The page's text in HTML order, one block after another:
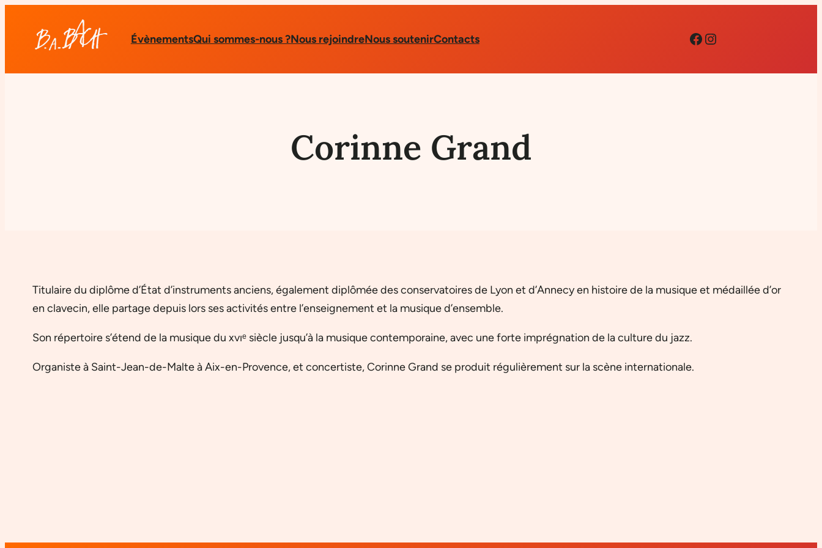
ÉvènementsQui sommes-nous ?Nous rejoindreNous soutenirContacts Facebook
Instagram
Corinne Grand
Titulaire du diplôme d’État d’instruments anciens, également diplômée des conservatoires de Lyon et d’Annecy en histoire de la musique et médaillée d’or
en clavecin, elle partage depuis lors ses activités entre l’enseignement et la musique d’ensemble.
Son répertoire s’étend de la musique du xvıᵉ siècle jusqu’à la musique contemporaine, avec une forte imprégnation de la culture du jazz.
Organiste à Saint-Jean-de-Malte à Aix-en-Provence, et concertiste, Corinne Grand se produit régulièrement sur la scène internationale.